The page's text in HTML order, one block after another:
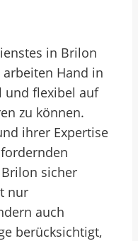
in Brilon
Hand in
und flexibel auf
zu können.
ihrer Expertise
sicher
nur
auch
berücksichtigt,